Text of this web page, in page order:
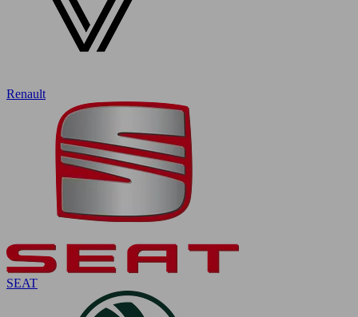
Renault
SEAT